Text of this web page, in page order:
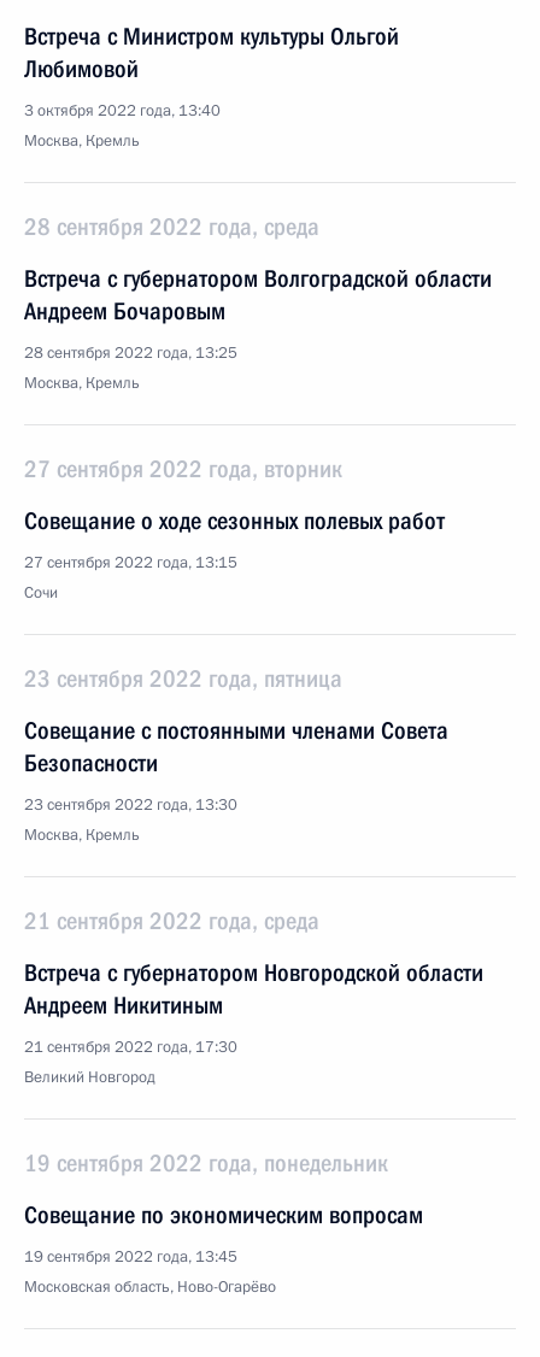
Встреча с Министром культуры Ольгой
Любимовой
3 октября 2022 года, 13:40
Москва, Кремль
28 сентября 2022 года, среда
Встреча с губернатором Волгоградской области
Андреем Бочаровым
28 сентября 2022 года, 13:25
Москва, Кремль
27 сентября 2022 года, вторник
Совещание о ходе сезонных полевых работ
27 сентября 2022 года, 13:15
Сочи
23 сентября 2022 года, пятница
Совещание с постоянными членами Совета
Безопасности
23 сентября 2022 года, 13:30
Москва, Кремль
21 сентября 2022 года, среда
Встреча с губернатором Новгородской области
Андреем Никитиным
21 сентября 2022 года, 17:30
Великий Новгород
19 сентября 2022 года, понедельник
Совещание по экономическим вопросам
19 сентября 2022 года, 13:45
Московская область, Ново-Огарёво